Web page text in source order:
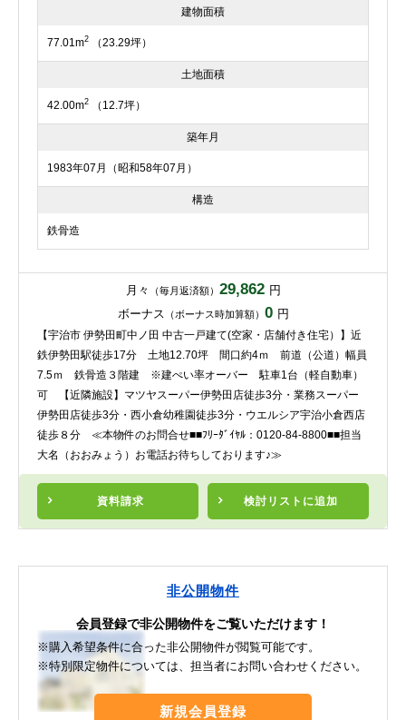
建物面積
77.01m2 （23.29坪）
土地面積
42.00m2 （12.7坪）
築年月
1983年07月（昭和58年07月）
構造
鉄骨造
月々 （毎月返済額） 29,862 円
ボーナス （ボーナス時加算額） 0 円
資料請求 検討リスト に追加
【宇治市 伊勢田町中ノ田 中古一戸建て(空家・店舗付き住宅）】近
鉄伊勢田駅徒歩17分 土地12.70坪 間口約4ｍ 前道（公道）幅員
7.5ｍ 鉄骨造３階建 ※建ぺい率オーバー 駐車1台（軽自動車）
可 【近隣施設】マツヤスーパー伊勢田店徒歩3分・業務スーパー
伊勢田店徒歩3分・西小倉幼稚園徒歩3分・ウエルシア宇治小倉西店
徒歩８分 ≪本物件のお問合せ■■ﾌﾘｰﾀﾞｲﾔﾙ：0120-84-8800■■担当
大名（おおみょう）お電話お待ちしております♪≫
非公開物件
会員登録で非公開物件をご覧いただけます！
※購入希望条件に合った非公開物件が閲覧可能です。
※特別限定物件については、担当者にお問い合わせください。
新規会員登録